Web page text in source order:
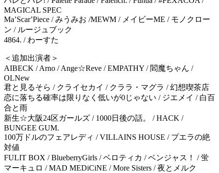
MAGICAL SPEC
MaʼScarʼPiece / みうみお /MEWM / メイビーME / モノクロー
ン / ルージュブック
4864. / わーすた
＜追加出演者＞
AIBECK / Arno / Ange☆Reve / EMPATHY / 閻魔ちゃん /
OLNew
君と見るそら / クライセカイ / クララ・マグラ / 幻想喫茶店
恋に落ちる確率は限りなく低いが0じゃない / ジエメイ / 白百
合と雨
新生☆大阪24区ガールズ / 1000日後の話。 / HACK /
BUNGEE GUM.
100万ドルのフェアレディ / VILLAINS HOUSE / プエラの絶
対値
FULIT BOX / BlueberryGirls / ベロティカ / ベンジャス！ / 蛍
マーキュロ / MAD MEDiCiNE / More Sisters / 夜とメルク